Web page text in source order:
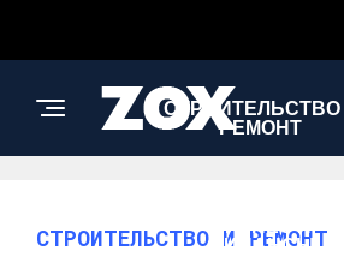
СТРОИТЕЛЬСТВО
РЕМОНТ
БИЗНЕС И
ФИНАНСЫ
СТРОИТЕЛЬСТВО И РЕМОНТ